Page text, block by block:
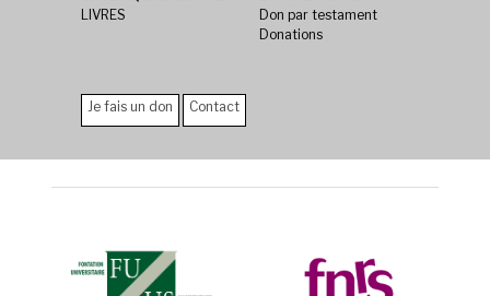
LIVRES
Don par testament
Donations
Je fais un don Contact